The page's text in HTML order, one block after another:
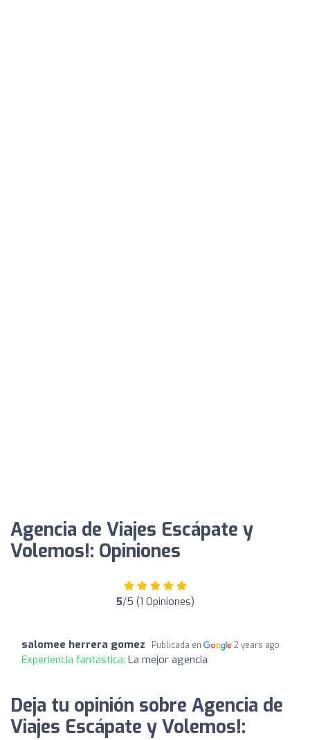
Agencia de Viajes Escápate y
Volemos!: Opiniones
5/5 (1 Opiniones)
salomee herrera gomez Publicada en 2 years ago
Experiencia fantástica: La mejor agencia
Deja tu opinión sobre Agencia de
Viajes Escápate y Volemos!: